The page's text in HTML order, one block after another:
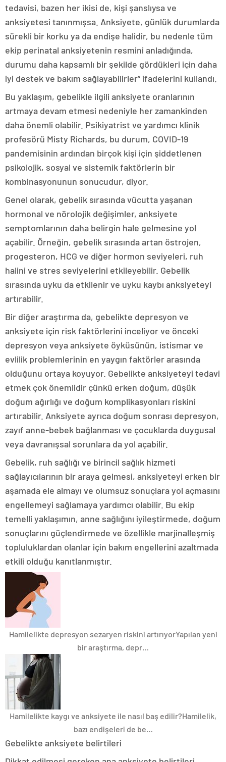
tedavisi, bazen her ikisi de, kişi şanslıysa ve
anksiyetesi tanınmışsa. Anksiyete, günlük durumlarda
sürekli bir korku ya da endişe halidir, bu nedenle tüm
ekip perinatal anksiyetenin resmini anladığında,
durumu daha kapsamlı bir şekilde gördükleri için daha
iyi destek ve bakım sağlayabilirler” ifadelerini kullandı.
Bu yaklaşım, gebelikle ilgili anksiyete oranlarının
artmaya devam etmesi nedeniyle her zamankinden
daha önemli olabilir. Psikiyatrist ve yardımcı klinik
profesörü Misty Richards, bu durum, COVID-19
pandemisinin ardından birçok kişi için şiddetlenen
psikolojik, sosyal ve sistemik faktörlerin bir
kombinasyonunun sonucudur, diyor.
Genel olarak, gebelik sırasında vücutta yaşanan
hormonal ve nörolojik değişimler, anksiyete
semptomlarının daha belirgin hale gelmesine yol
açabilir. Örneğin, gebelik sırasında artan östrojen,
progesteron, HCG ve diğer hormon seviyeleri, ruh
halini ve stres seviyelerini etkileyebilir. Gebelik
sırasında uyku da etkilenir ve uyku kaybı anksiyeteyi
artırabilir.
Bir diğer araştırma da, gebelikte depresyon ve
anksiyete için risk faktörlerini inceliyor ve önceki
depresyon veya anksiyete öyküsünün, istismar ve
evlilik problemlerinin en yaygın faktörler arasında
olduğunu ortaya koyuyor. Gebelikte anksiyeteyi tedavi
etmek çok önemlidir çünkü erken doğum, düşük
doğum ağırlığı ve doğum komplikasyonları riskini
artırabilir. Anksiyete ayrıca doğum sonrası depresyon,
zayıf anne-bebek bağlanması ve çocuklarda duygusal
veya davranışsal sorunlara da yol açabilir.
Gebelik, ruh sağlığı ve birincil sağlık hizmeti
sağlayıcılarının bir araya gelmesi, anksiyeteyi erken bir
aşamada ele almayı ve olumsuz sonuçlara yol açmasını
engellemeyi sağlamaya yardımcı olabilir. Bu ekip
temelli yaklaşımın, anne sağlığını iyileştirmede, doğum
sonuçlarını güçlendirmede ve özellikle marjinalleşmiş
topluluklardan olanlar için bakım engellerini azaltmada
etkili olduğu kanıtlanmıştır.
Hamilelikte depresyon sezaryen riskini artırıyorYapılan yeni
bir araştırma, depr…
Hamilelikte kaygı ve anksiyete ile nasıl baş edilir?Hamilelik,
bazı endişeleri de be…
Gebelikte anksiyete belirtileri